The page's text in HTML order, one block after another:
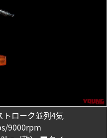
ローク並列4気
9000rpm